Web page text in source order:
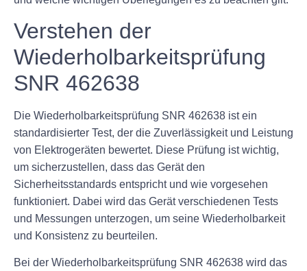
Verstehen der
Wiederholbarkeitsprüfung
SNR 462638
Die Wiederholbarkeitsprüfung SNR 462638 ist ein
standardisierter Test, der die Zuverlässigkeit und Leistung
von Elektrogeräten bewertet. Diese Prüfung ist wichtig,
um sicherzustellen, dass das Gerät den
Sicherheitsstandards entspricht und wie vorgesehen
funktioniert. Dabei wird das Gerät verschiedenen Tests
und Messungen unterzogen, um seine Wiederholbarkeit
und Konsistenz zu beurteilen.
Bei der Wiederholbarkeitsprüfung SNR 462638 wird das